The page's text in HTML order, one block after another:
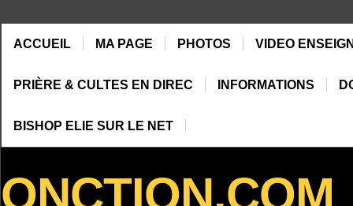
ACCUEIL MA PAGE PHOTOS VIDEO
PRIÈRE & CULTES EN DIREC INFORMATIONS
BISHOP ELIE SUR LE NET
ONCTION.COM